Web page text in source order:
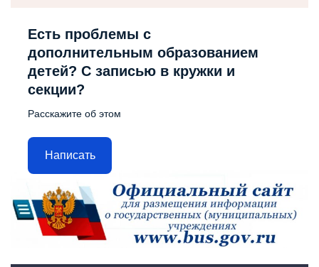
Есть проблемы с
дополнительным образованием
детей? С записью в кружки и
секции?
Расскажите об этом
Написать